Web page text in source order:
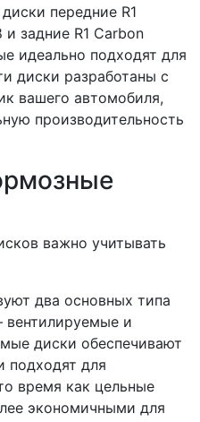
передние R1
задние R1 Carbon
идеально подходят для
диски разработаны с
вашего автомобиля,
производительность
важно учитывать
два основных типа
и
диски обеспечивают
подходят для
время как цельные
экономичными для